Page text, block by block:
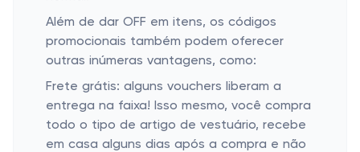
Além de dar OFF em itens, os códigos
promocionais também podem oferecer
outras inúmeras vantagens, como:
Frete grátis: alguns vouchers liberam a
entrega na faixa! Isso mesmo, você compra
todo o tipo de artigo de vestuário, recebe
em casa alguns dias após a compra e não